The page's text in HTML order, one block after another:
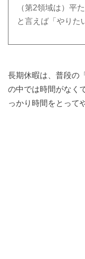
（第2領域は）平
と言えば「やりた
長期休暇は、普段の
の中では時間がなく
っかり時間をとって